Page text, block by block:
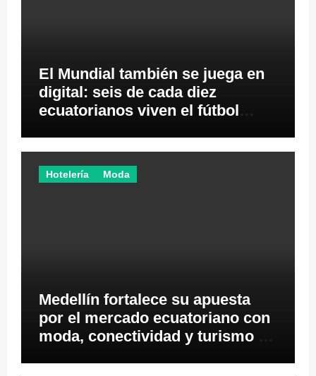
El Mundial también se juega en
digital: seis de cada diez
ecuatorianos viven el fútbol
Hotelería Moda
Medellín fortalece su apuesta
por el mercado ecuatoriano con
moda, conectividad y turismo de